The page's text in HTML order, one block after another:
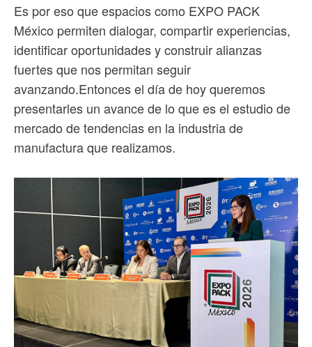
Es por eso que espacios como EXPO PACK
México permiten dialogar, compartir experiencias,
identificar oportunidades y construir alianzas
fuertes que nos permitan seguir
avanzando.Entonces el día de hoy queremos
presentarles un avance de lo que es el estudio de
mercado de tendencias en la industria de
manufactura que realizamos.